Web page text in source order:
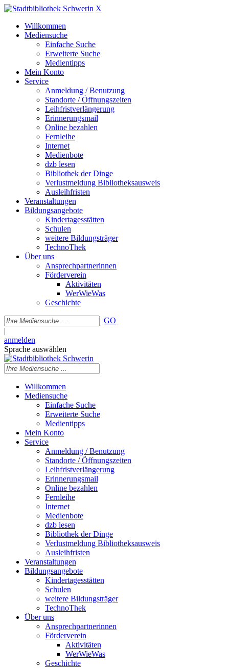
X
Willkommen
Mediensuche
Einfache Suche
Erweiterte Suche
Medientipps
Mein Konto
Service
Anmeldung / Benutzung
Standorte / Öffnungszeiten
Leihfristverlängerung
Erinnerungsmail
Online bezahlen
Fernleihe
Internet
Medienbote
dzb lesen
Bibliothek der Dinge
Verlustmeldung Bibliotheksausweis
Ausleihfristen
Veranstaltungen
Bildungsangebote
Kindertagesstätten
Schulen
weitere Bildungsträger
TechnoThek
Über uns
Ansprechpartnerinnen
Förderverein
Aktivitäten
WerWieWas
Geschichte
GO
|
anmelden
Sprache auswählen
Willkommen
Mediensuche
Einfache Suche
Erweiterte Suche
Medientipps
Mein Konto
Service
Anmeldung / Benutzung
Standorte / Öffnungszeiten
Leihfristverlängerung
Erinnerungsmail
Online bezahlen
Fernleihe
Internet
Medienbote
dzb lesen
Bibliothek der Dinge
Verlustmeldung Bibliotheksausweis
Ausleihfristen
Veranstaltungen
Bildungsangebote
Kindertagesstätten
Schulen
weitere Bildungsträger
TechnoThek
Über uns
Ansprechpartnerinnen
Förderverein
Aktivitäten
WerWieWas
Geschichte